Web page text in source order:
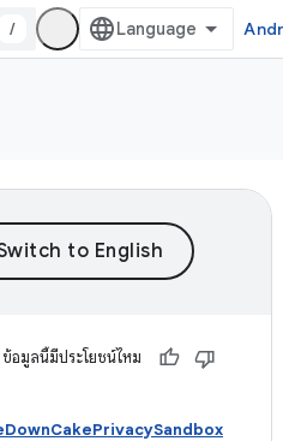
/
ข้อมูลนี้มีประโยชน์ไหม